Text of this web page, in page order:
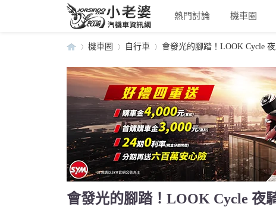
熱門討論 機車圈
小›
機車圈
›
自行車
›
會發光的腳踏！LOOK Cycle
會發光的腳踏！LOOK Cycle 夜